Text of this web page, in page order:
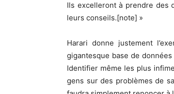
Ils excelleront à prendre des
leurs conseils.[note] »
Harari donne justement
gigantesque base de
Identifier même les plus
gens sur des problèmes de